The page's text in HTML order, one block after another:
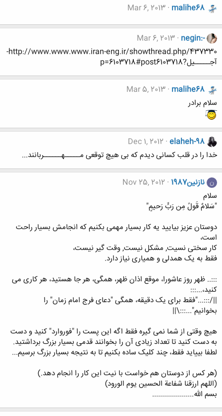
malihe68
Mar 6, 2013
negin:-
Mar 6, 2013
http://www.www.www.iran-eng.ir/showthread.php/437330-
آجـــــیل?p=6103718#post6103718
malihe68
Mar 5, 2013
سلام برادر
elaheh-98
Dec 1, 2012
خدا را در قلب کسانی دیدم که بی هیچ توقعی مـــــهــــــربانند...
ن نازنین1987
Nov 25, 2012
سلام
"سَلامٌ قَولً مِن رَبٍّ رَحيمٍ"
دوستان عزیز بیایید یه کار بسیار مهمی بکنیم که انجامش بسیار راحت
است،
کار سختی نسیت, مشکل نیست, وقت گیر نیست،
فقط به یک همدلی و همیاری نیاز دارد.
:::.. ظهر روز عاشورا، موقع اذان ظهر، همگی، هر جا هستید، هر کاری می
کنید،...:::
||/:::..."فقط برای یک دقیقه، همگی "دعای فرج امام زمان" را
بخوانیم"...:::\||
هیچ وقتی از شما نمی گیره فقط اگه این پست را "فوروارد" کنید و دست
به دست کنید تا تعداد زیادی آن را بخوانند قدمی بسیار بزرگ برداشتید.
لطفا بییاید فقط، چند کلیک ساده بکنیم تا به نتیجه بسیار بزرگ برسیم...
(هر کس از دوستان هم خواست با نیت این کار را انجام دهد.)
(اللهم ارزقنا شفاعة الحسين يوم الورود)
بسم الله.....................